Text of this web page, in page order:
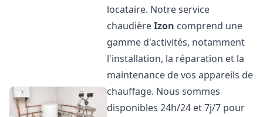
locataire. Notre service
chaudièreIzon comprend une
gamme d'activités, notamment
l'installation, la réparation et la
maintenance de vos appareils de
chauffage. Nous sommes
disponibles 24h/24 et 7j/7 pour